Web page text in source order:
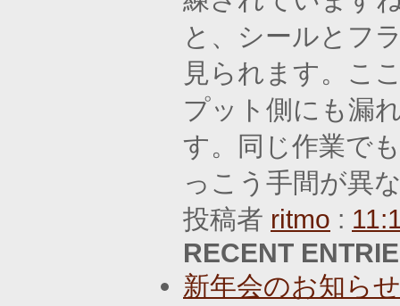
と、シールとフ
見られます。こ
プット側にも漏
す。同じ作業で
っこう手間が異
投稿者 ritmo :
RECENT
新年会のお知らせ